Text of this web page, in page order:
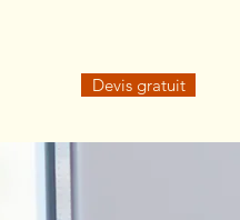
Devis gratuit